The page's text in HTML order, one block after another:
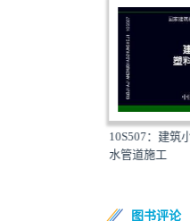
10S507：建筑
水管道施工
图书评论